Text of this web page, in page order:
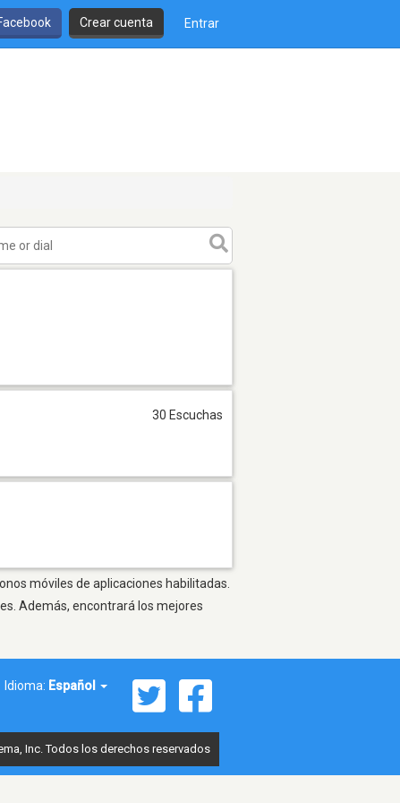
Crear cuenta Entrar
30 Escuchas
móviles de aplicaciones habilitadas.
Además, encontrará los mejores
Idioma: Español
Inc. Todos los derechos reservados